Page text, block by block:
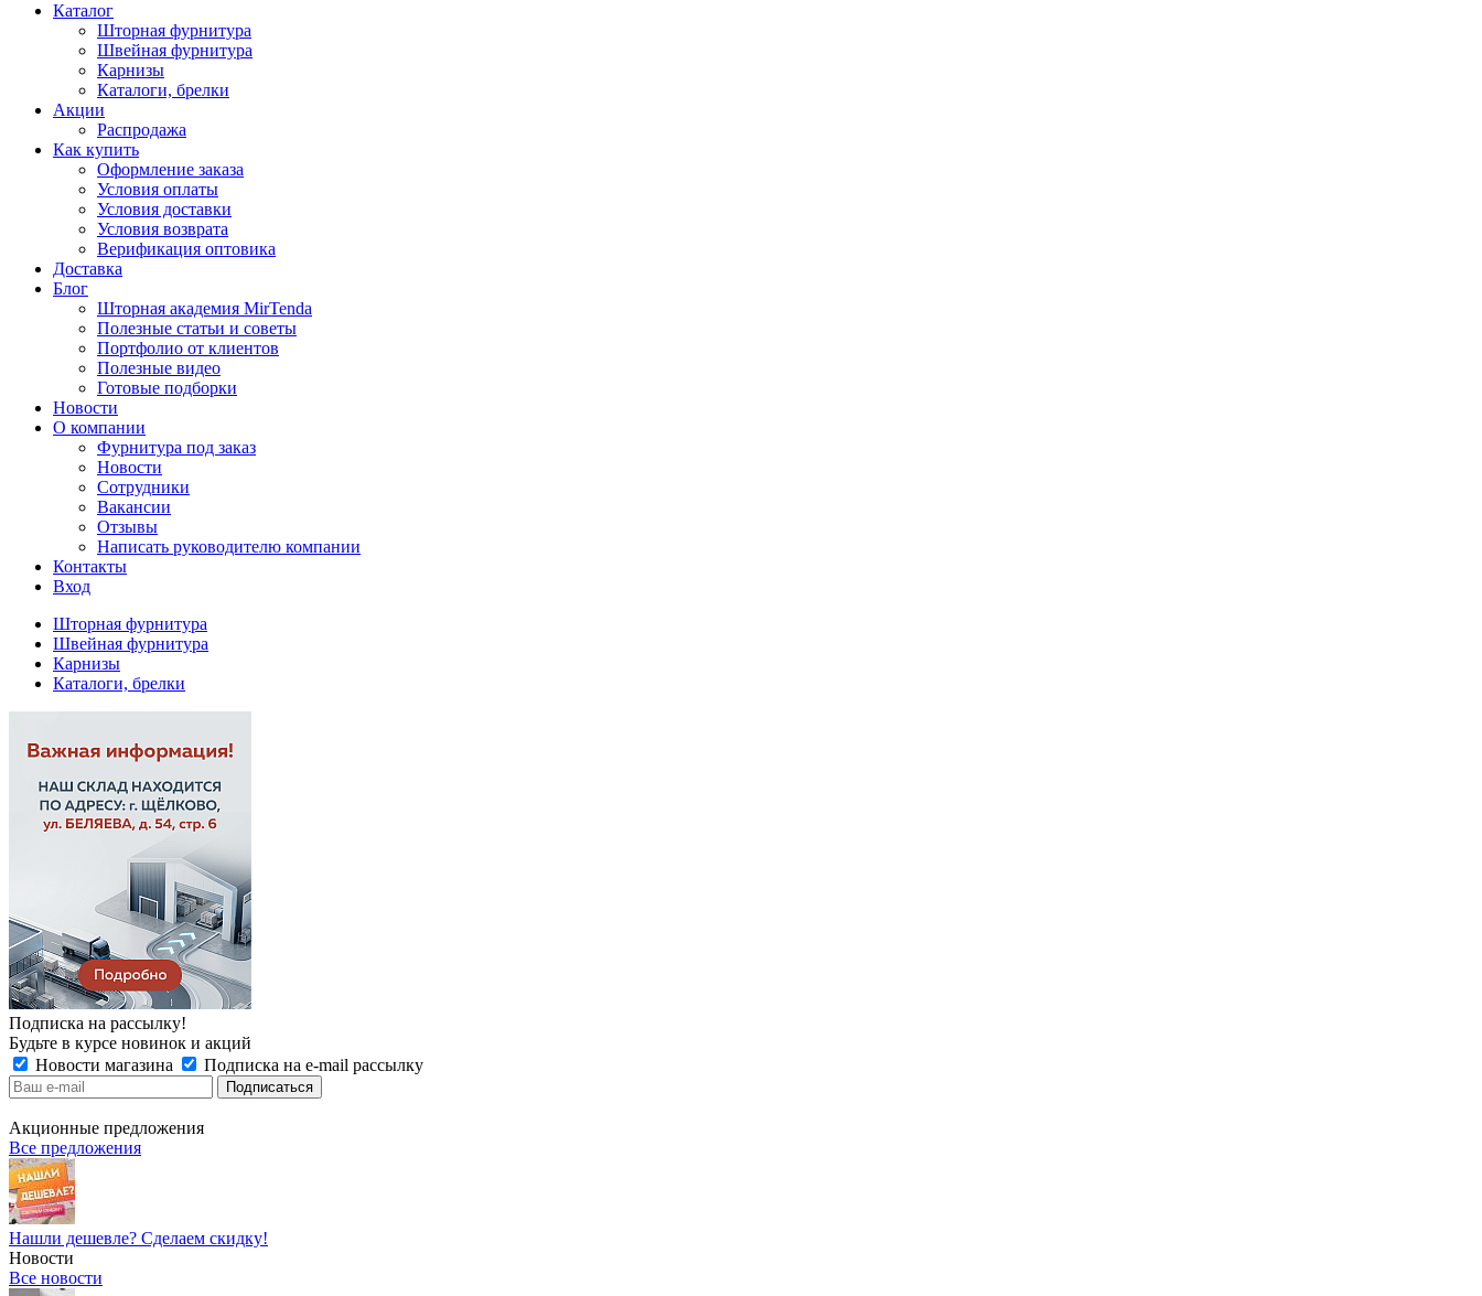
Каталог
Шторная фурнитура
Швейная фурнитура
Карнизы
Каталоги, брелки
Акции
Распродажа
Как купить
Оформление заказа
Условия оплаты
Условия доставки
Условия возврата
Верификация оптовика
Доставка
Блог
Шторная академия MirTenda
Полезные статьи и советы
Портфолио от клиентов
Полезные видео
Готовые подборки
Новости
О компании
Фурнитура под заказ
Новости
Сотрудники
Вакансии
Отзывы
Написать руководителю компании
Контакты
Вход
Шторная фурнитура
Швейная фурнитура
Карнизы
Каталоги, брелки
Подписка на рассылку!
Будьте в курсе новинок и акций
Новости магазина
Подписка на e-mail рассылку
Акционные предложения
Все предложения
Нашли дешевле? Сделаем скидку!
Новости
Все новости